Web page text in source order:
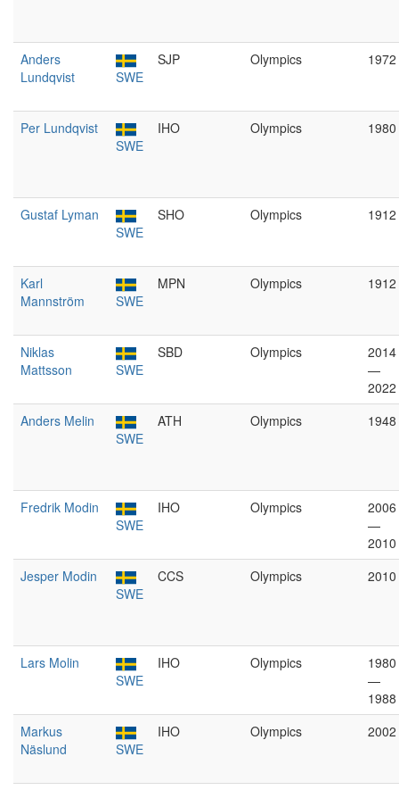
Anders
Lundqvist
SWE
SJP Olympics 1972
Per Lundqvist
SWE
IHO Olympics 1980
Gustaf Lyman
SWE
SHO Olympics 1912
Karl
Mannström
SWE
MPN Olympics 1912
Niklas
Mattsson
SWE
SBD Olympics
2014
—
2022
Anders Melin
SWE
ATH Olympics 1948
Fredrik Modin
SWE
IHO Olympics
2006
—
2010
Jesper Modin
SWE
CCS Olympics 2010
Lars Molin
SWE
IHO Olympics
1980
—
1988
Markus
Näslund
SWE
IHO Olympics 2002